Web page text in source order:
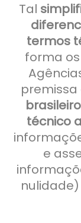
Tal
termos
forma
premissa
técnico
e